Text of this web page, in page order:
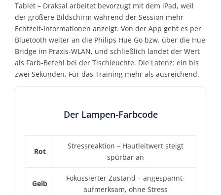
Tablet – Draksal arbeitet bevorzugt mit dem iPad, weil
der größere Bildschirm während der Session mehr
Echtzeit-Informationen anzeigt. Von der App geht es per
Bluetooth weiter an die Philips Hue Go bzw. über die Hue
Bridge im Praxis-WLAN, und schließlich landet der Wert
als Farb-Befehl bei der Tischleuchte. Die Latenz: ein bis
zwei Sekunden. Für das Training mehr als ausreichend.
Der Lampen-Farbcode
Rot
Stressreaktion – Hautleitwert steigt
spürbar an
Gelb
Fokussierter Zustand – angespannt-
aufmerksam, ohne Stress